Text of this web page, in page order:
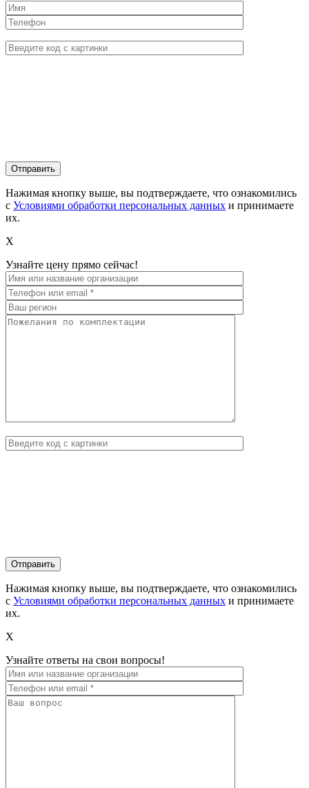
Нажимая кнопку выше, вы подтверждаете, что ознакомились
с Условиями обработки персональных данных и принимаете
их.
X
Узнайте цену прямо сейчас!
Нажимая кнопку выше, вы подтверждаете, что ознакомились
с Условиями обработки персональных данных и принимаете
их.
X
Узнайте ответы на свои вопросы!